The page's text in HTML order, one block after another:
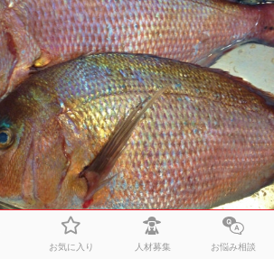
お気に入り 人材募集 お悩み相談